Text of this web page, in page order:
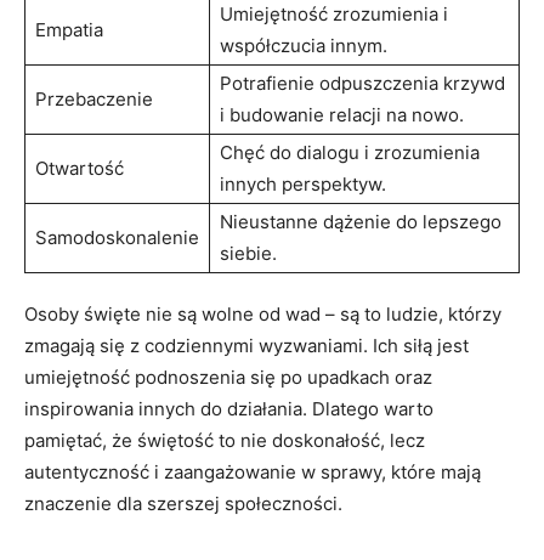
Empatia
Umiejętność zrozumienia i
współczucia innym.
Przebaczenie
Potrafienie odpuszczenia krzywd
i⁢ budowanie relacji na nowo.
Otwartość
Chęć do⁢ dialogu⁣ i zrozumienia
innych perspektyw.
Samodoskonalenie
Nieustanne ⁤dążenie⁣ do lepszego
siebie.
Osoby święte nie są wolne od wad ‍– są to ludzie,​ którzy
zmagają się z codziennymi wyzwaniami. Ich siłą jest
umiejętność podnoszenia ⁤się po upadkach oraz
inspirowania innych do działania. Dlatego warto
pamiętać,⁢ że świętość⁣ to nie​ doskonałość, lecz
autentyczność ⁣i zaangażowanie w ‌sprawy, które mają
⁢znaczenie dla szerszej społeczności.